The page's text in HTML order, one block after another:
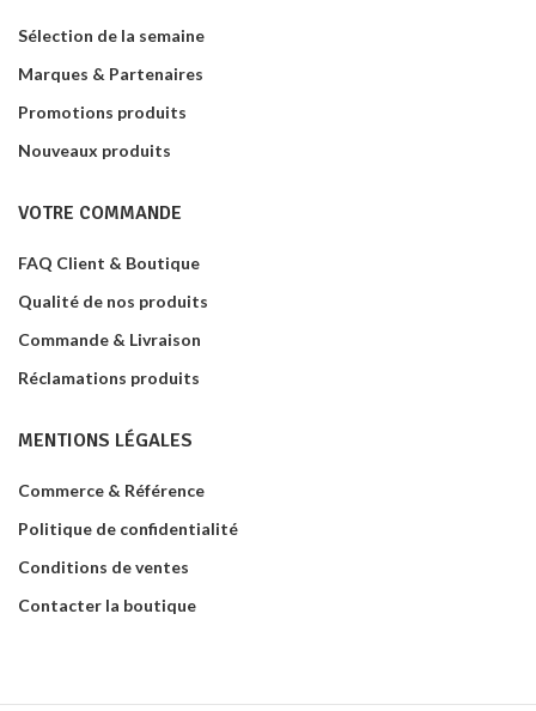
Sélection de la semaine
Marques & Partenaires
Promotions produits
Nouveaux produits
VOTRE COMMANDE
FAQ Client & Boutique
Qualité de nos produits
Commande & Livraison
Réclamations produits
MENTIONS LÉGALES
Commerce & Référence
Politique de confidentialité
Conditions de ventes
Contacter la boutique